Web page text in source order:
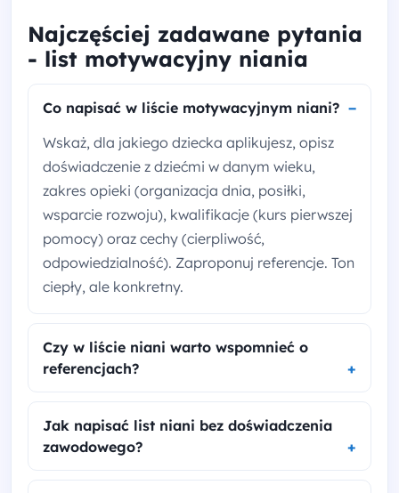
Najczęściej zadawane pytania
- list motywacyjny niania
Co napisać w liście motywacyjnym niani?
Wskaż, dla jakiego dziecka aplikujesz, opisz
doświadczenie z dziećmi w danym wieku,
zakres opieki (organizacja dnia, posiłki,
wsparcie rozwoju), kwalifikacje (kurs pierwszej
pomocy) oraz cechy (cierpliwość,
odpowiedzialność). Zaproponuj referencje. Ton
ciepły, ale konkretny.
Czy w liście niani warto wspomnieć o
referencjach?
Jak napisać list niani bez doświadczenia
zawodowego?